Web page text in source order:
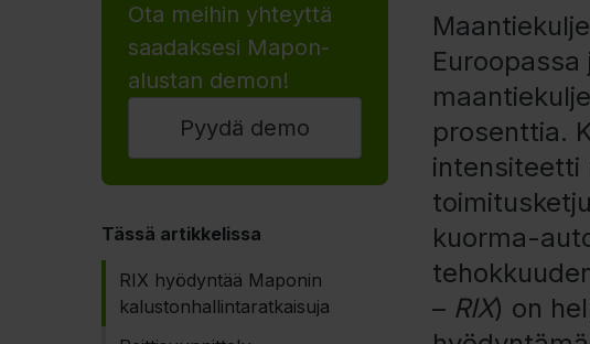
Ota meihin yhteyttä
saadaksesi Mapon-
alustan demon!
Pyydä demo
Tässä artikkelissa
RIX hyödyntää Maponin
kalustonhallintaratkaisuja
prosenttia.
intensiteetti
kuorma-
– RIX) on